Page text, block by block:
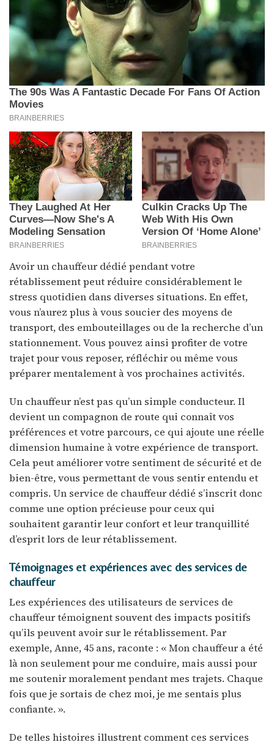
Avoir un chauffeur dédié pendant votre
rétablissement peut réduire considérablement le
stress quotidien dans diverses situations. En effet,
vous n’aurez plus à vous soucier des moyens de
transport, des embouteillages ou de la recherche d’un
stationnement. Vous pouvez ainsi profiter de votre
trajet pour vous reposer, réfléchir ou même vous
préparer mentalement à vos prochaines activités.
Un chauffeur n’est pas qu’un simple conducteur. Il
devient un compagnon de route qui connaît vos
préférences et votre parcours, ce qui ajoute une réelle
dimension humaine à votre expérience de transport.
Cela peut améliorer votre sentiment de sécurité et de
bien-être, vous permettant de vous sentir entendu et
compris. Un service de chauffeur dédié s’inscrit donc
comme une option précieuse pour ceux qui
souhaitent garantir leur confort et leur tranquillité
d’esprit lors de leur rétablissement.
Témoignages et expériences avec des services de
chauffeur
Les expériences des utilisateurs de services de
chauffeur témoignent souvent des impacts positifs
qu’ils peuvent avoir sur le rétablissement. Par
exemple, Anne, 45 ans, raconte : « Mon chauffeur a été
là non seulement pour me conduire, mais aussi pour
me soutenir moralement pendant mes trajets. Chaque
fois que je sortais de chez moi, je me sentais plus
confiante. ».
De telles histoires illustrent comment ces services